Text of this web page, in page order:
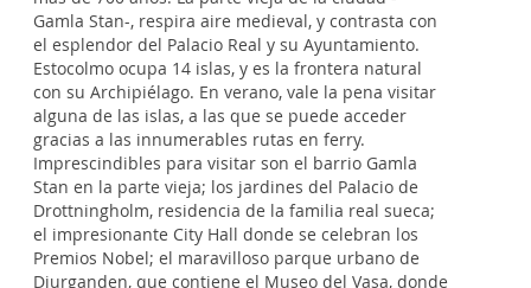
Gamla Stan-, respira aire medieval, y contrasta con
el esplendor del Palacio Real y su Ayuntamiento.
Estocolmo ocupa 14 islas, y es la frontera natural
con su Archipiélago. En verano, vale la pena visitar
alguna de las islas, a las que se puede acceder
gracias a las innumerables rutas en ferry.
Imprescindibles para visitar son el barrio Gamla
Stan en la parte vieja; los jardines del Palacio de
Drottningholm, residencia de la familia real sueca;
el impresionante City Hall donde se celebran los
Premios Nobel; el maravilloso parque urbano de
Djurganden, que contiene el Museo del Vasa, donde